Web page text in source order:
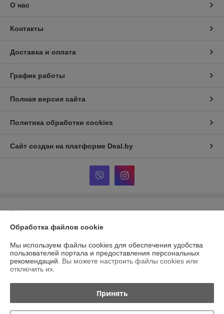
О нас
Контакты
Доставка и оплата
График работы
Полная версия сайта
Политика обработки cookies
Сайт создан на платформе Deal.by
Информация для покупателя
Юридическое лицо:OOO Интерсилуэт
Регистрационный номер ЕГР: 190523140
УНП: 190523140
Регистрационный орган: Смолевический районный исполнительный
Обработка файлов cookie
Мы используем файлы cookies для обеспечения удобства
пользователей портала и предоставления персональных
рекомендаций. Вы можете настроить файлы cookies или
отключить их.
Принять